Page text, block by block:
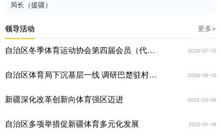
局长（援疆）
领导活动 更多>
自治区冬季体育运动协会第四届会员（代表）大会暨理事会换届大会圆满召开 2026-07-15
自治区体育局下沉基层一线 调研巴楚驻村工作 2026-06-10
新疆深化改革创新向体育强区迈进 2025-03-08
自治区多项举措促新疆体育多元化发展 2025-01-18